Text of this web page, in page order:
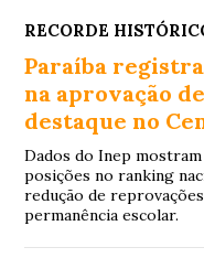
RECORDE
Paraíba
na aprovação
destaque no
Dados do Inep
posições no ranking
redução de
permanência escolar.